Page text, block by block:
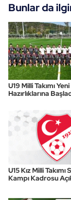
Bunlar da
U19 Milli Takımı
Hazırlıklarına
U15 Kız Milli Takımı
Kampı Kadrosu